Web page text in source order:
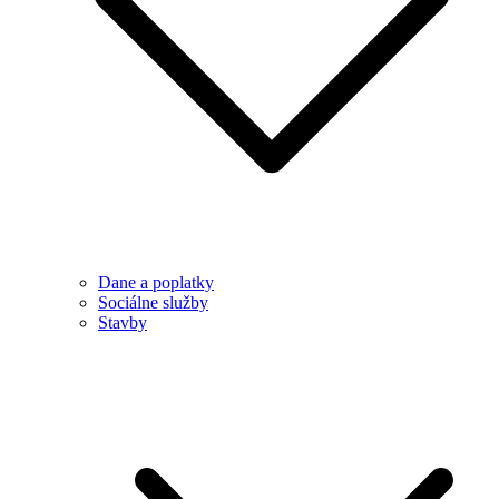
Dane a poplatky
Sociálne služby
Stavby